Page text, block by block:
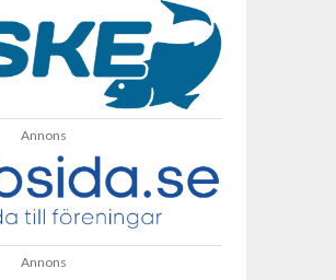
Annons
Annons